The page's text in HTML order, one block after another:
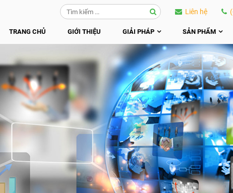
Liên hệ
TRANG CHỦ GIỚI THIỆU GIẢI PHÁP SẢN PHẨM